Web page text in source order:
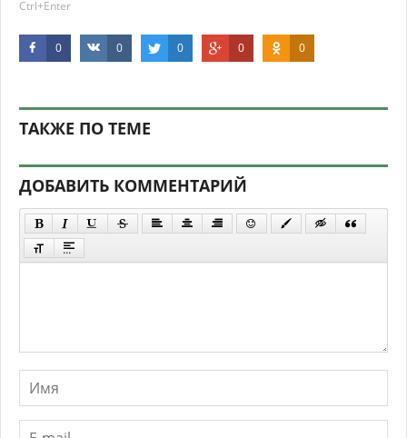
Ctrl+Enter
0 0 0 0 0
ТАКЖЕ ПО ТЕМЕ
ДОБАВИТЬ КОММЕНТАРИЙ